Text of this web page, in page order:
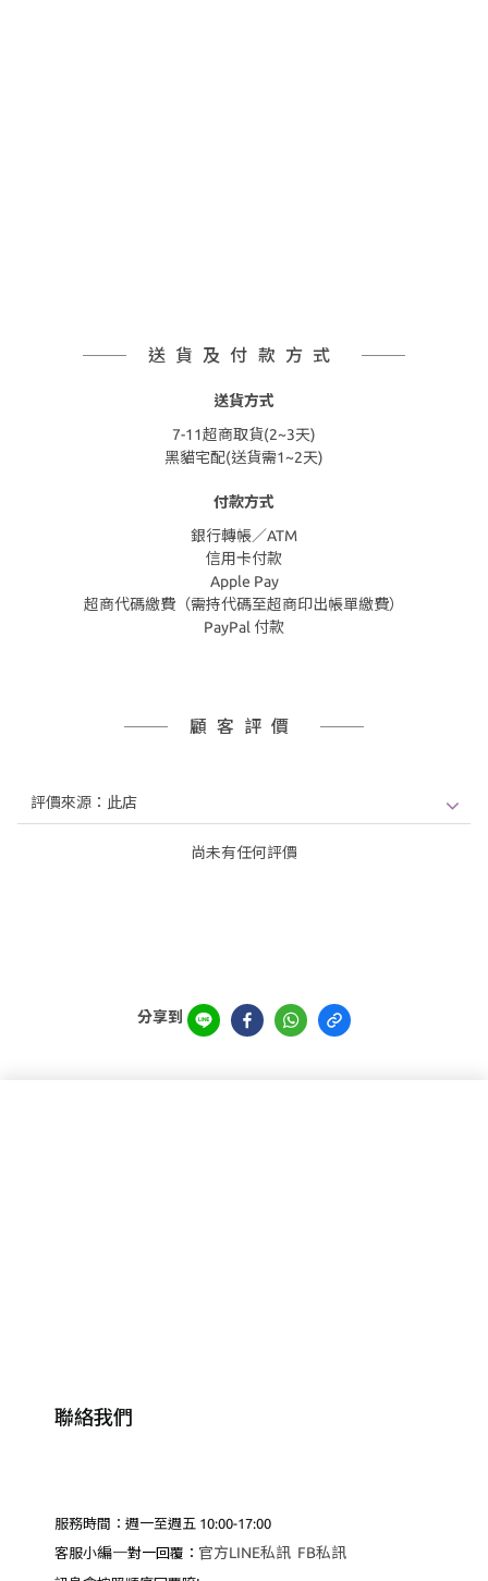
送貨及付款方式
送貨方式
7-11超商取貨(2~3天)
黑貓宅配(送貨需1~2天)
付款方式
銀行轉帳／ATM
信用卡付款
Apple Pay
超商代碼繳費（需持代碼至超商印出帳單繳費）
PayPal 付款
顧客評價
尚未有任何評價
分享到
聯絡我們
服務時間：週一至週五 10:00-17:00
客服小編一對一回覆： 官方LINE私訊 FB私訊